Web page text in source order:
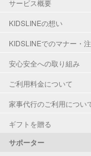
対応可能/特徴
病児対応
レッスン
サービス概要
KIDSLINEの想い
KIDSLINEでのマナー・
安心安全への取り組み
ご利用料金について
家事代行のご利用につい
ギフトを贈る
サポーター